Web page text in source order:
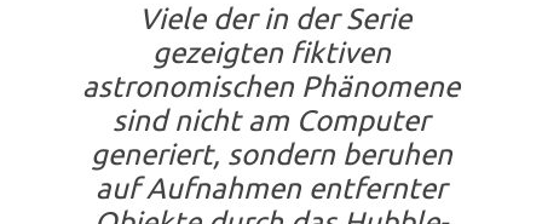
Viele der in der Serie
gezeigten fiktiven
astronomischen Phänomene
sind nicht am Computer
generiert, sondern beruhen
auf Aufnahmen entfernter